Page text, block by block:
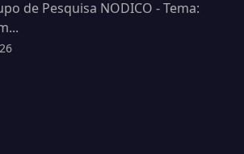
de Pesquisa NODICO - Tema: